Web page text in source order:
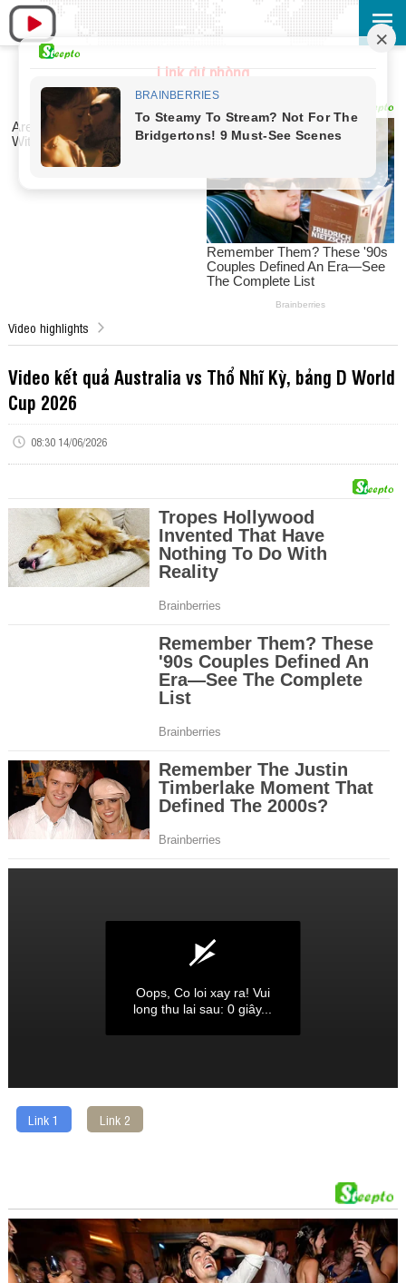
Link dự phòng
Video highlights
Video kết quả Australia vs Thổ Nhĩ Kỳ, bảng D World
Cup 2026
08:30 14/06/2026
Link 1 Link 2